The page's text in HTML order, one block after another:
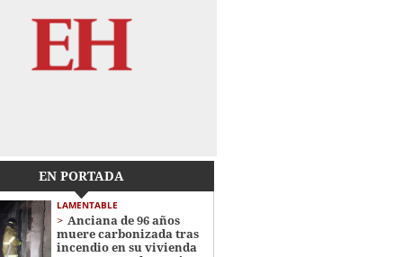
EN PORTADA
LAMENTABLE
Anciana de 96 años
muere carbonizada tras
incendio en su vivienda